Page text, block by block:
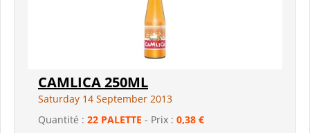
CAMLICA 250ML
Saturday 14 September 2013
Quantité : 22 PALETTE - Prix : 0,38 €